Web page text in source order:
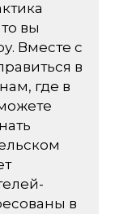
вы
Вместе с
в
где в
в